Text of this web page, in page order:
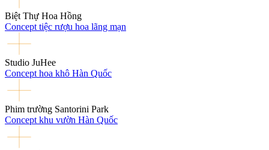
Biệt Thự Hoa Hồng
Concept tiệc rượu hoa lãng mạn
Studio JuHee
Concept hoa khô Hàn Quốc
Phim trường Santorini Park
Concept khu vườn Hàn Quốc